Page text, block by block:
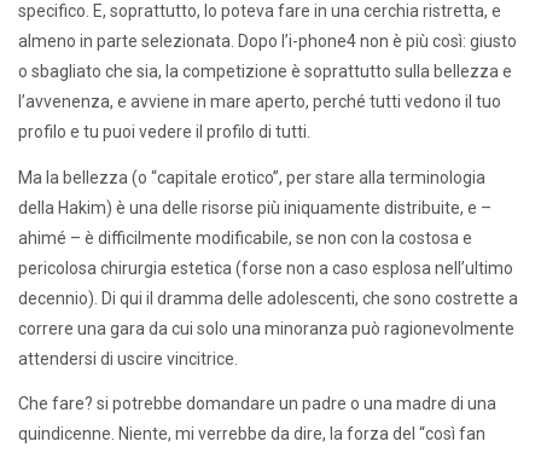
specifico. E, soprattutto, lo poteva fare in una cerchia ristretta, e
almeno in parte selezionata. Dopo l’i-phone4 non è più così: giusto
o sbagliato che sia, la competizione è soprattutto sulla bellezza e
l’avvenenza, e avviene in mare aperto, perché tutti vedono il tuo
profilo e tu puoi vedere il profilo di tutti.
Ma la bellezza (o “capitale erotico”, per stare alla terminologia
della Hakim) è una delle risorse più iniquamente distribuite, e –
ahimé – è difficilmente modificabile, se non con la costosa e
pericolosa chirurgia estetica (forse non a caso esplosa nell’ultimo
decennio). Di qui il dramma delle adolescenti, che sono costrette a
correre una gara da cui solo una minoranza può ragionevolmente
attendersi di uscire vincitrice.
Che fare? si potrebbe domandare un padre o una madre di una
quindicenne. Niente, mi verrebbe da dire, la forza del “così fan